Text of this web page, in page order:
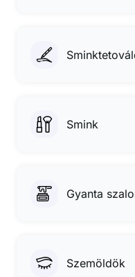
Smink
Gyanta
Szemöldök